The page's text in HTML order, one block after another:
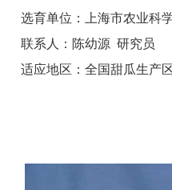
选育单位：上海市农业科
联系人：陈幼源 研究员
适应地区：全国甜瓜生产